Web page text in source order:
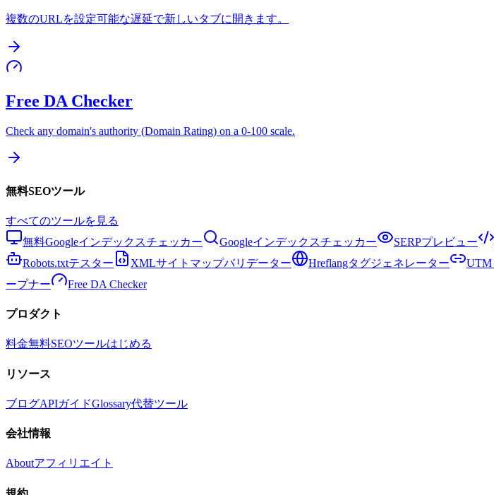
複数のURLを設定可能な遅延で新しいタブに開きます。
Free DA Checker
Check any domain's authority (Domain Rating) on a 0-100 scale.
無料SEOツール
すべてのツールを見る
無料Googleインデックスチェッカー
Googleインデックスチェッカー SERPプレビュー
Robots.txtテスター
XMLサイトマップバリデーター Hreflangタグジェネレーター UTM
ープナー
Free DA Checker
プロダクト
料金無料SEOツールはじめる
リソース
ブログAPIガイドGlossary代替ツール
会社情報
Aboutアフィリエイト